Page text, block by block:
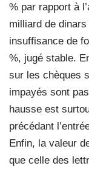
% par rapport à
milliard de
insuffisance de
%, jugé stable.
sur les chèques
impayés sont
hausse est
précédant
Enfin, la valeur
que celle des